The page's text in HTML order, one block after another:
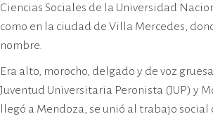
Ciencias Sociales de la Universidad
como en la ciudad de Villa Mercedes,
nombre.
Era alto, morocho, delgado y de voz
Juventud Universitaria Peronista (JUP) y
llegó a Mendoza, se unió al trabajo